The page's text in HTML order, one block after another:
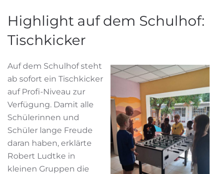
Highlight auf dem Schulhof:
Tischkicker
Auf dem Schulhof steht
ab sofort ein Tischkicker
auf Profi-Niveau zur
Verfügung. Damit alle
Schülerinnen und
Schüler lange Freude
daran haben, erklärte
Robert Ludtke in
kleinen Gruppen die